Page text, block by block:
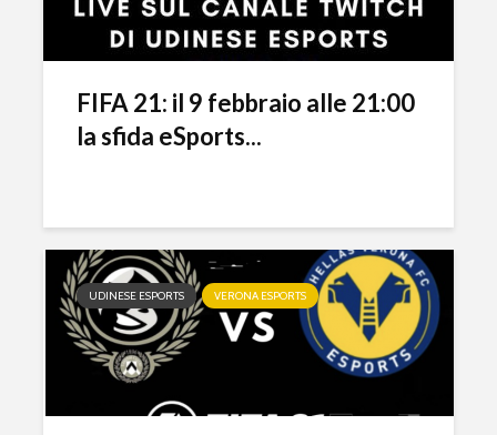
FIFA 21: il 9 febbraio alle 21:00
la sfida eSports...
UDINESE ESPORTS VERONA ESPORTS